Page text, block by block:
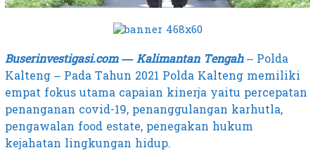
Buserinvestigasi.com — Kalimantan Tengah– Polda
Kalteng – Pada Tahun 2021 Polda Kalteng memiliki
empat fokus utama capaian kinerja yaitu percepatan
penanganan covid-19, penanggulangan karhutla,
pengawalan food estate, penegakan hukum
kejahatan lingkungan hidup.